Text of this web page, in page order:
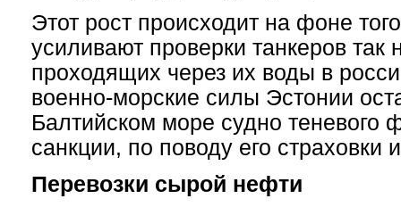
Этот рост происходит на фоне
усиливают проверки танкеров так
проходящих через их воды в
военно-морские силы Эстонии
Балтийском море судно теневого
санкции, по поводу его страховки
Перевозки сырой нефти